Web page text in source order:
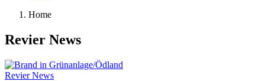
Home
Revier News
Revier News